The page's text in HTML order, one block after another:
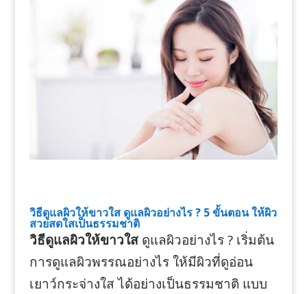
วิธีดูแลผิวให้ขาวใส ดูแลผิวอย่างไร ? 5 ขั้นตอน ให้ผิว
สวยสดใสเป็นธรรมชาติ
วิธีดูแลผิวให้ขาวใสดูแลผิวอย่างไร ? เริ่มต้น
การดูแลผิวพรรณอย่างไร ให้มีผิวที่ดูอ่อน
เยาว์กระจ่างใส ได้อย่างเป็นธรรมชาติ แบบ